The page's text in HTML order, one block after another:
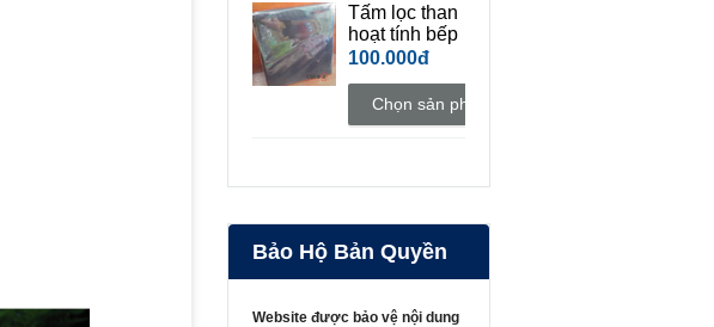
Tấm lọc than
hoạt tính bếp
100.000đ
Chọn sản phẩm
Bảo Hộ Bản Quyền
Website được bảo vệ nội dung